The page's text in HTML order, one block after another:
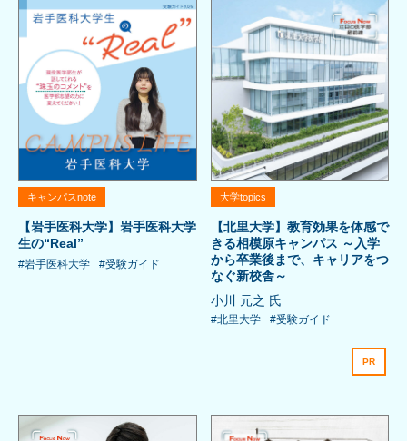
キャンパスnote
【岩手医科大学】岩手医科大学
生の“Real”
#岩手医科大学 #受験ガイド
大学topics
【北里大学】教育効果を体感で
きる相模原キャンパス ～入学
から卒業後まで、キャリアをつ
なぐ新校舎～
小川 元之 氏
#北里大学 #受験ガイド
PR